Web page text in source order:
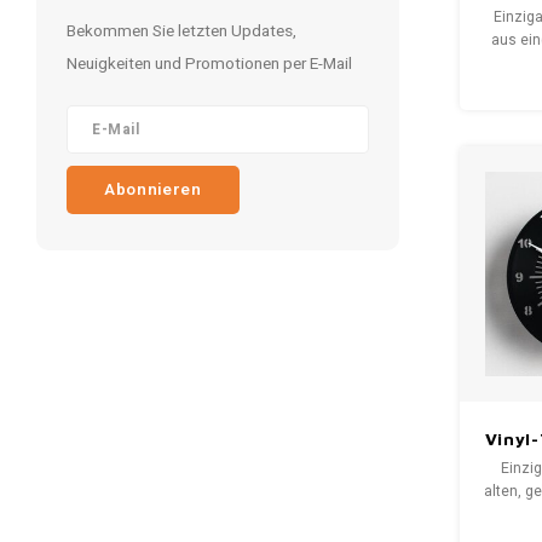
Bekommen Sie letzten Updates,
Neuigkeiten und Promotionen per E-Mail
Abonnieren
aus
alten,
der